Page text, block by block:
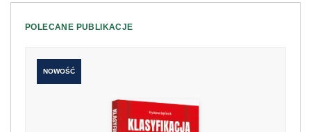
POLECANE PUBLIKACJE
NOWOŚĆ